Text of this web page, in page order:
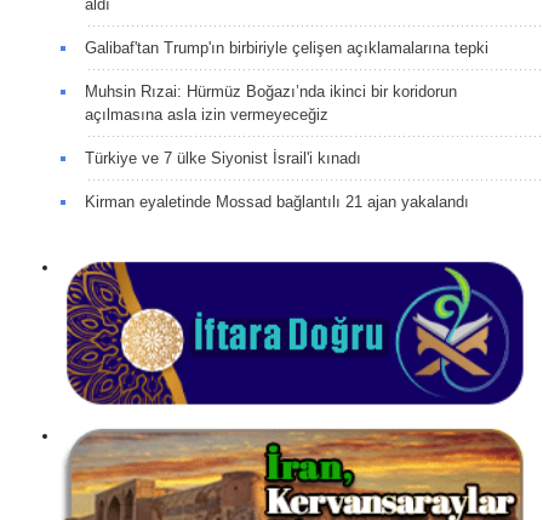
aldı
Galibaf'tan Trump'ın birbiriyle çelişen açıklamalarına tepki
Muhsin Rızai: Hürmüz Boğazı’nda ikinci bir koridorun
açılmasına asla izin vermeyeceğiz
Türkiye ve 7 ülke Siyonist İsrail'i kınadı
Kirman eyaletinde Mossad bağlantılı 21 ajan yakalandı